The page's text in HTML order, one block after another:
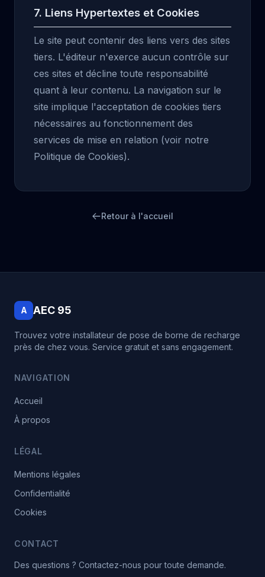
7. Liens Hypertextes et Cookies
Le site peut contenir des liens vers des sites
tiers. L'éditeur n'exerce aucun contrôle sur
ces sites et décline toute responsabilité
quant à leur contenu. La navigation sur le
site implique l'acceptation de cookies tiers
nécessaires au fonctionnement des
services de mise en relation (voir notre
Politique de Cookies).
Retour à l'accueil
A AEC 95
Trouvez votre installateur de pose de borne de recharge
près de chez vous. Service gratuit et sans engagement.
NAVIGATION
Accueil
À propos
LÉGAL
Mentions légales
Confidentialité
Cookies
CONTACT
Des questions ? Contactez-nous pour toute demande.